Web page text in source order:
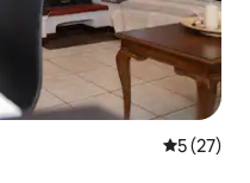
5 (27)